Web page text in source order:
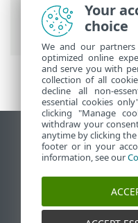
ESET 联机帮助>
设置>邮件隔离>
查看桌面站点
End of Life
ESET 知识库
ESET Status Portal
Your
choice
We and our
optimized online
and serve you with
collection of all
decline all non-
essential cookies
clicking "Manage
withdraw your
anytime by clicking
footer or in your
information, see our